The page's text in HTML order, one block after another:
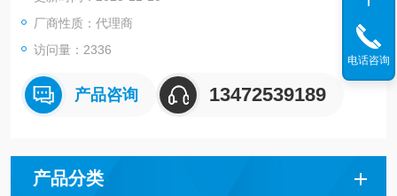
气动连接, 气口 5 G3/4
厂商性质：代理商
访问量：2336
产品咨询 13472539189
产品分类
电话咨询